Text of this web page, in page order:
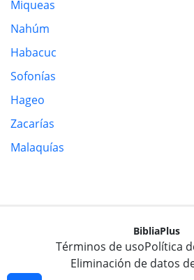
Miqueas
Nahúm
Habacuc
Sofonías
Hageo
Zacarías
Malaquías
BibliaPlus
Términos de usoPolítica
Eliminación de datos